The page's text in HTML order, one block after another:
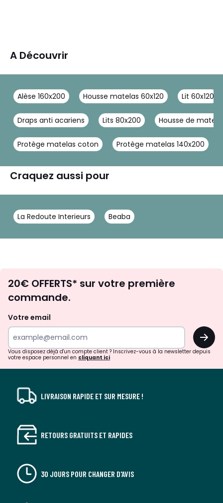
A Découvrir
Alèse 160x200 Housse matelas 60x120 Lit 60x120
Draps anti acariens Lits 80x200 Housse de
Protège matelas coton Protège matelas 140x200
Craquez aussi pour
La Redoute Interieurs Beaba
d'inspirations
surprises?
20€ OFFERTS* sur votre première
commande.
Votre email
OK
Vous disposez déjà d'un compte client ? Inscrivez-vous à la newsletter depuis
votre espace personnel en cliquant ici
LIVRAISON RAPIDE ET SUR MESURE !
RETOURS GRATUITS ET RAPIDES
30 JOURS POUR CHANGER D'AVIS